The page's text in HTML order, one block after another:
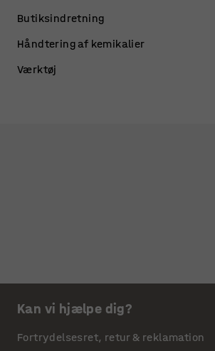
Butiksindretning
Håndtering af kemikalier
Værktøj
Kan vi hjælpe dig?
Fortrydelsesret, retur & reklamation